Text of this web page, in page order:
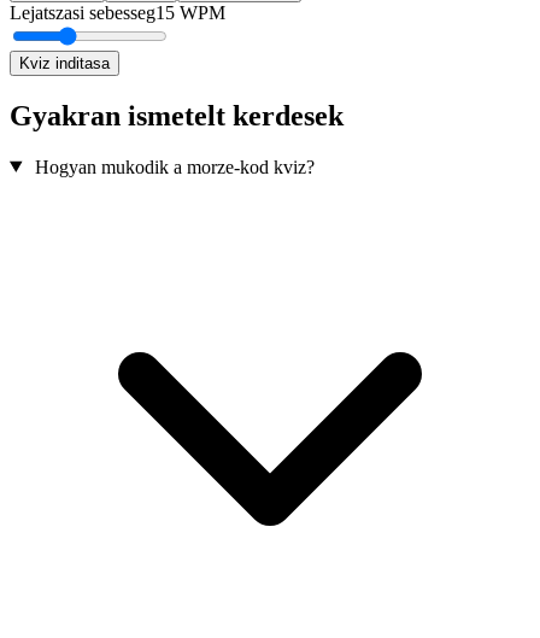
Lejatszasi sebesseg15 WPM
Kviz inditasa
Gyakran ismetelt kerdesek
Hogyan mukodik a morze-kod kviz?